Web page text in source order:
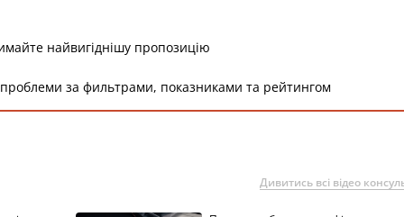
найвигіднішу пропозицію
за фильтрами, показниками та рейтингом
Дивитись всі відео